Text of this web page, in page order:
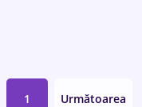
1 Următoarea